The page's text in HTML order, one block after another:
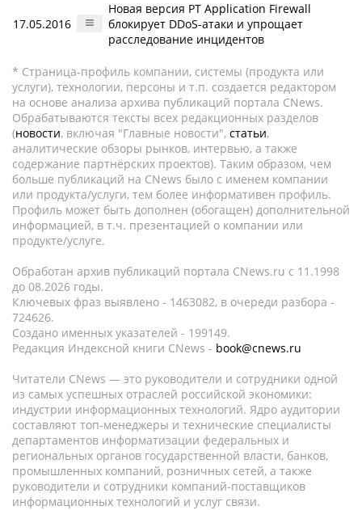
17.05.2016
Новая версия PT Application Firewall
блокирует DDoS-атаки и упрощает
расследование инцидентов
* Страница-профиль компании, системы (продукта или
услуги), технологии, персоны и т.п. создается редактором
на основе анализа архива публикаций портала CNews.
Обрабатываются тексты всех редакционных разделов
(новости, включая "Главные новости", статьи,
аналитические обзоры рынков, интервью, а также
содержание партнёрских проектов). Таким образом, чем
больше публикаций на CNews было с именем компании
или продукта/услуги, тем более информативен профиль.
Профиль может быть дополнен (обогащен) дополнительной
информацией, в т.ч. презентацией о компании или
продукте/услуге.
Обработан архив публикаций портала CNews.ru c 11.1998
до 08.2026 годы.
Ключевых фраз выявлено - 1463082, в очереди разбора -
724626.
Создано именных указателей - 199149.
Редакция Индексной книги CNews - book@cnews.ru
Читатели CNews — это руководители и сотрудники одной
из самых успешных отраслей российской экономики:
индустрии информационных технологий. Ядро аудитории
составляют топ-менеджеры и технические специалисты
департаментов информатизации федеральных и
региональных органов государственной власти, банков,
промышленных компаний, розничных сетей, а также
руководители и сотрудники компаний-поставщиков
информационных технологий и услуг связи.